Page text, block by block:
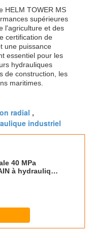
HELM TOWER MS
supérieures
l'agriculture et des
certification de
une puissance
essentiel pour les
hydrauliques
de construction, les
maritimes.
radial ,
industriel
40 MPa
à hydraulique